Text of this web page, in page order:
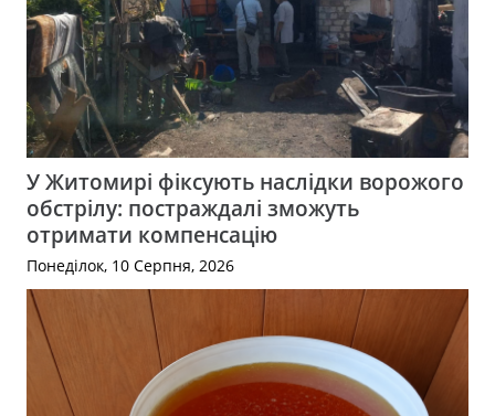
У Житомирі фіксують наслідки ворожого
обстрілу: постраждалі зможуть
отримати компенсацію
Понеділок, 10 Серпня, 2026